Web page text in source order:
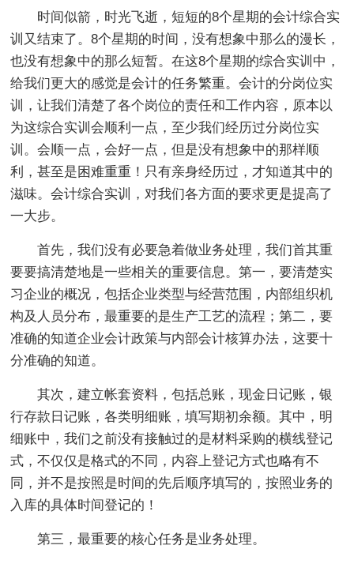
时间似箭，时光飞逝，短短的8个星期的会计综合实
训又结束了。8个星期的时间，没有想象中那么的漫长，
也没有想象中的那么短暂。在这8个星期的综合实训中，
给我们更大的感觉是会计的任务繁重。会计的分岗位实
训，让我们清楚了各个岗位的责任和工作内容，原本以
为这综合实训会顺利一点，至少我们经历过分岗位实
训。会顺一点，会好一点，但是没有想象中的那样顺
利，甚至是困难重重！只有亲身经历过，才知道其中的
滋味。会计综合实训，对我们各方面的要求更是提高了
一大步。
首先，我们没有必要急着做业务处理，我们首其重
要要搞清楚地是一些相关的重要信息。第一，要清楚实
习企业的概况，包括企业类型与经营范围，内部组织机
构及人员分布，最重要的是生产工艺的流程；第二，要
准确的知道企业会计政策与内部会计核算办法，这要十
分准确的知道。
其次，建立帐套资料，包括总账，现金日记账，银
行存款日记账，各类明细账，填写期初余额。其中，明
细账中，我们之前没有接触过的是材料采购的横线登记
式，不仅仅是格式的不同，内容上登记方式也略有不
同，并不是按照是时间的先后顺序填写的，按照业务的
入库的具体时间登记的！
第三，最重要的核心任务是业务处理。